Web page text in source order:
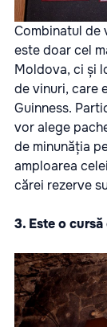
Combinatul de
este doar cel
Moldova, ci și
de vinuri, care
Guinness.
vor alege
de minunăția
amploarea
cărei rezerve
3. Este o